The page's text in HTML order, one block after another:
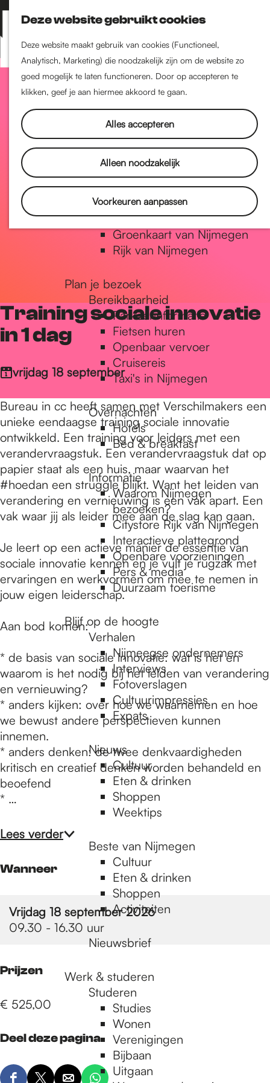
Deze website gebruikt cookies
Deze website maakt gebruik van cookies (Functioneel,
Analytisch, Marketing) die noodzakelijk zijn om de website zo
goed mogelijk te laten functioneren. Door op accepteren te
klikken, geef je aan hiermee akkoord te gaan.
Alles accepteren
Alleen noodzakelijk
Voorkeuren aanpassen
Z
o
e
k
e
K
a
a
r
t
M
e
n
Nijmegen-Nieuw-West
Nijmegen-Oud-West
Dukenburg
Lindenholt
Historie
De oudste stad van
Nederland
Historische tijdlijn
Romeinse Limes
Vrede van Nijmegen Penning
Natuur in Nijmegen
Groenkaart van Nijmegen
Rijk van Nijmegen
Plan je bezoek
Bereikbaarheid
Parkeerinformatie
Fietsen huren
Openbaar vervoer
Cruisereis
Taxi's in Nijmegen
Overnachten
Hotels
Bed & breakfast
Informatie
Waarom Nijmegen
bezoeken?
Citystore Rijk van Nijmegen
Interactieve plattegrond
Openbare voorzieningen
Pers & media
Duurzaam toerisme
Blijf op de hoogte
Verhalen
Nijmeegse ondernemers
Interviews
Fotoverslagen
Cultuurimpressies
Expats
Nieuws
Cultuur
Eten & drinken
Shoppen
Weektips
Beste van Nijmegen
Cultuur
Eten & drinken
Shoppen
Activiteiten
Nieuwsbrief
Werk & studeren
Studeren
Studies
Wonen
Verenigingen
Bijbaan
Uitgaan
Training sociale innovatie
in 1 dag
vrijdag 18 september
Bureau in cc heeft samen met Verschilmakers een
unieke eendaagse training sociale innovatie
ontwikkeld. Een training voor leiders met een
verandervraagstuk. Een verandervraagstuk dat op
papier staat als een huis, maar waarvan het
#hoedan een struggle blijkt. Want het leiden van
verandering en vernieuwing is een vak apart. Een
vak waar jij als leider mee aan de slag kan gaan.
Je leert op een actieve manier de essentie van
sociale innovatie kennen en je vult je rugzak met
ervaringen en werkvormen om mee te nemen in
jouw eigen leiderschap.
Aan bod komen:
* de basis van sociale innovatie: wat is het en
waarom is het nodig bij het leiden van verandering
en vernieuwing?
* anders kijken: over hoe we waarnemen en hoe
we bewust andere perspectieven kunnen
innemen.
* anders denken: de twee denkvaardigheden
kritisch en creatief denken worden behandeld en
beoefend
* …
Lees verder
Wanneer
Vrijdag 18 september 2026
09.30 - 16.30 uur
Prijzen
€ 525,00
Deel deze pagina